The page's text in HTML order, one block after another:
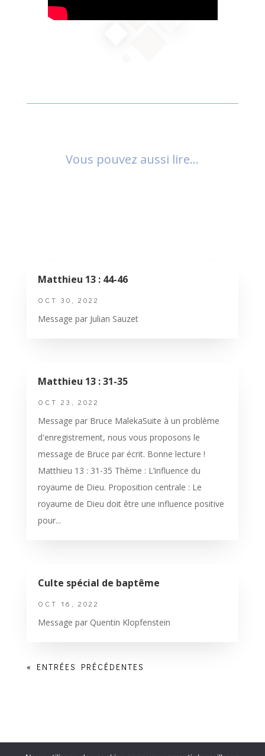
Vous pouvez aussi lire…
Matthieu 13 : 44-46
OCT 30, 2022
Message par Julian Sauzet
Matthieu 13 : 31-35
OCT 23, 2022
Message par Bruce MalekaSuite à un problème
d'enregistrement, nous vous proposons le
message de Bruce par écrit. Bonne lecture !
Matthieu 13 : 31-35 Thème : L’influence du
royaume de Dieu. Proposition centrale : Le
royaume de Dieu doit être une influence positive
pour...
Culte spécial de baptême
OCT 16, 2022
Message par Quentin Klopfenstein
« ENTRÉES PRÉCÉDENTES